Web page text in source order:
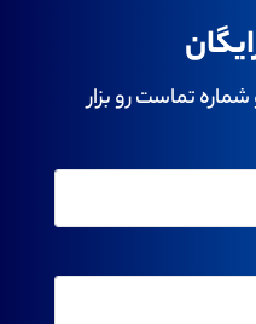
تماست رو بزار